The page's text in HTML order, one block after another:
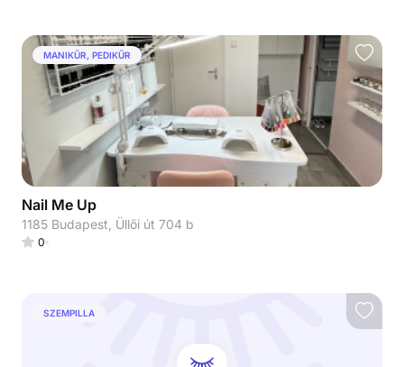
MANIKŰR, PEDIKŰR
Nail Me Up
1185 Budapest, Üllői út 704 b
0
SZEMPILLA